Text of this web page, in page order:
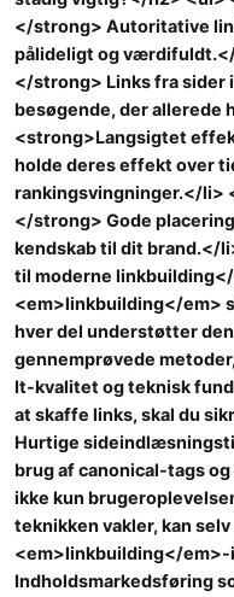
</strong> Autoritative
pålideligt og
</strong> Links fra sider
besøgende, der allerede
<strong>Langsigtet
holde deres effekt over
rankingsvingninger.</li>
</strong> Gode
kendskab til dit brand.</
til moderne
<em>linkbuilding</em>
hver del understøtter
gennemprøvede
It-kvalitet og teknisk
at skaffe links, skal du
Hurtige
brug af canonical-tags
ikke kun
teknikken vakler, kan
<em>linkbuilding</
Indholdsmarkedsføring